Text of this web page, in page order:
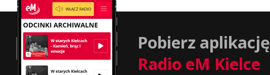
Pobierz aplikację
Radio eM Kielce